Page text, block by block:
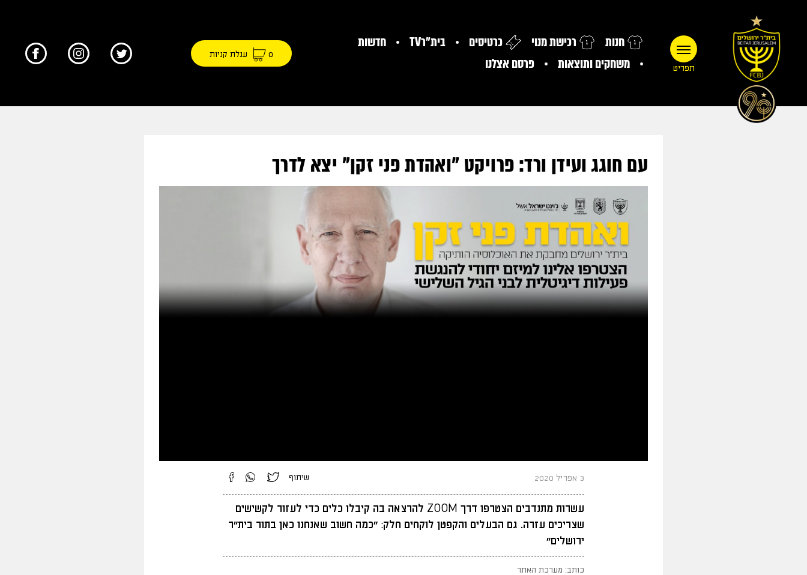
תפריט
חנות רכישת מנוי כרטיסים בית"רTV
חדשות
משחקים ותוצאות
פרסם אצלנו
0 עגלת קניות
עם חוגג ועידן ורד: פרויקט "ואהדת פני זקן" יצא לדרך
3 אפריל 2020 שיתוף
עשרות מתנדבים הצטרפו דרך ZOOM להרצאה בה קיבלו כלים כדי לעזור לקשישים
שצריכים עזרה. גם הבעלים והקפטן לוקחים חלק: "כמה חשוב שאנחנו כאן בתור בית"ר
ירושלים"
כותב: מערכת האתר